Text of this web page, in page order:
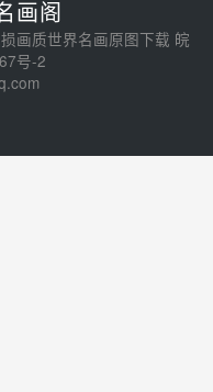
画阁
画质世界名画原图下载 皖
号-2